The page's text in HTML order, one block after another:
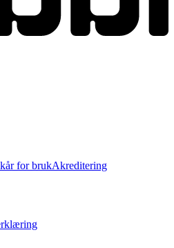
for brukAkreditering